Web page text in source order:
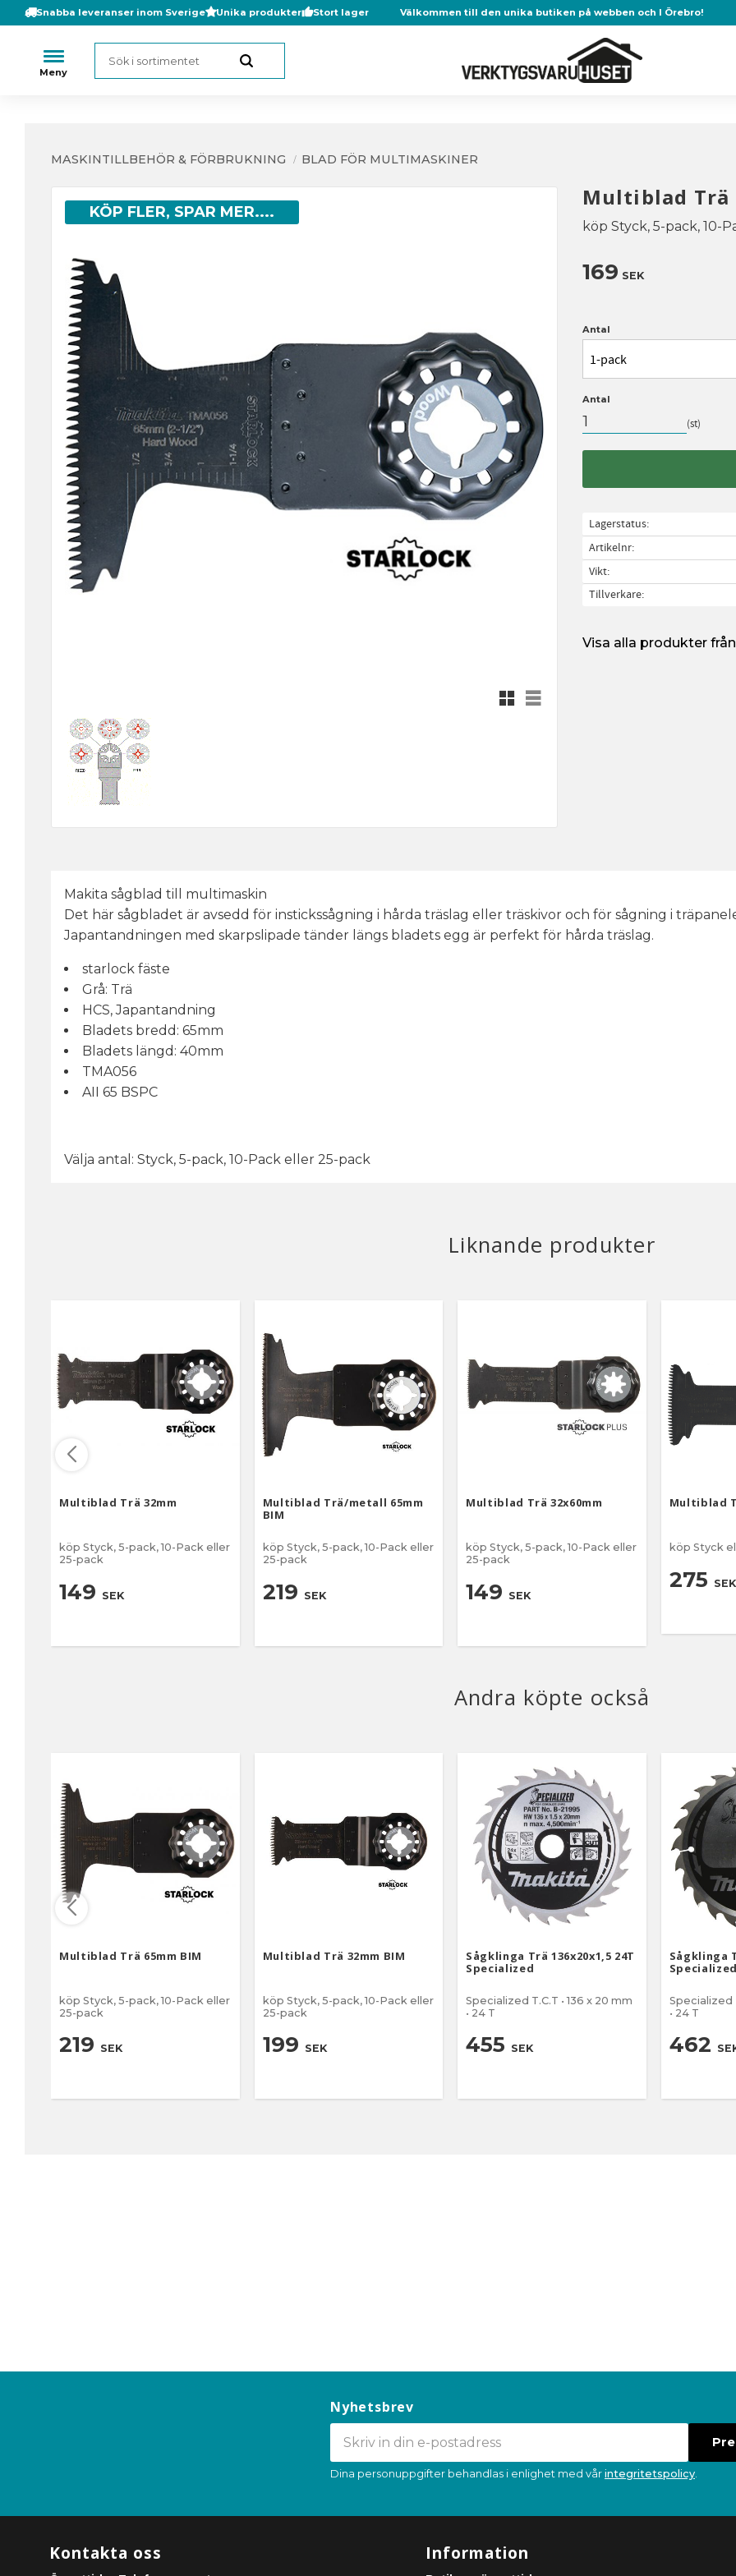
Snabba leveranser inom Sverige Unika produkter Stort lager Välkommen till den unika butiken på webben och I Örebro!
MASKINTILLBEHÖR & FÖRBRUKNING BLAD FÖR MULTIMASKINER
Multiblad Trä
köp Styck, 5-pack, 10-
KÖP FLER, SPAR MER....
Rutnätsvy
Listvy
169 SEK
Antal
1-pack
Antal
st
Lagerstatus
Artikelnr
Vikt
Tillverkare
Visa alla produkter
Makita sågblad till multimaskin
Det här sågbladet är avsedd för instickssågning i hårda träslag eller träskivor och för sågning i
Japantandningen med skarpslipade tänder längs bladets egg är perfekt för hårda träslag.
starlock fäste
Grå: Trä
HCS, Japantandning
Bladets bredd: 65mm
Bladets längd: 40mm
TMA056
AII 65 BSPC
Välja antal: Styck, 5-pack, 10-Pack eller 25-pack
Liknande produkter
Multiblad Trä 32mm
köp Styck, 5-pack, 10-Pack eller
25-pack
149 SEK
Multiblad Trä/metall 65mm
BIM
köp Styck, 5-pack, 10-Pack eller
25-pack
219 SEK
Multiblad Trä 32x60mm
köp Styck, 5-pack, 10-Pack eller
25-pack
149 SEK
Multiblad
köp Styck
275 SEK
Andra köpte också
Multiblad Trä 65mm BIM
köp Styck, 5-pack, 10-Pack eller
25-pack
219 SEK
Multiblad Trä 32mm BIM
köp Styck, 5-pack, 10-Pack eller
25-pack
199 SEK
Sågklinga Trä 136x20x1,5 24T
Specialized
Specialized T.C.T • 136 x 20 mm
• 24 T
455 SEK
Sågklinga
Specialized
• 24 T
462
Nyhetsbrev
Dina personuppgifter behandlas i enlighet med vår integritetspolicy.
Kontakta oss Information